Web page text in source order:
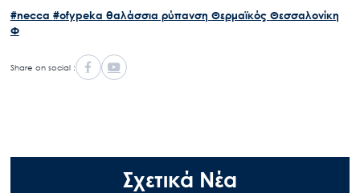
Μ.Δ.Π.Π.
#necca #ofypeka θαλάσσια ρύπανση Θερμαϊκός Θεσσαλονίκη
Φ
Share on social :
Σχετικά Νέα